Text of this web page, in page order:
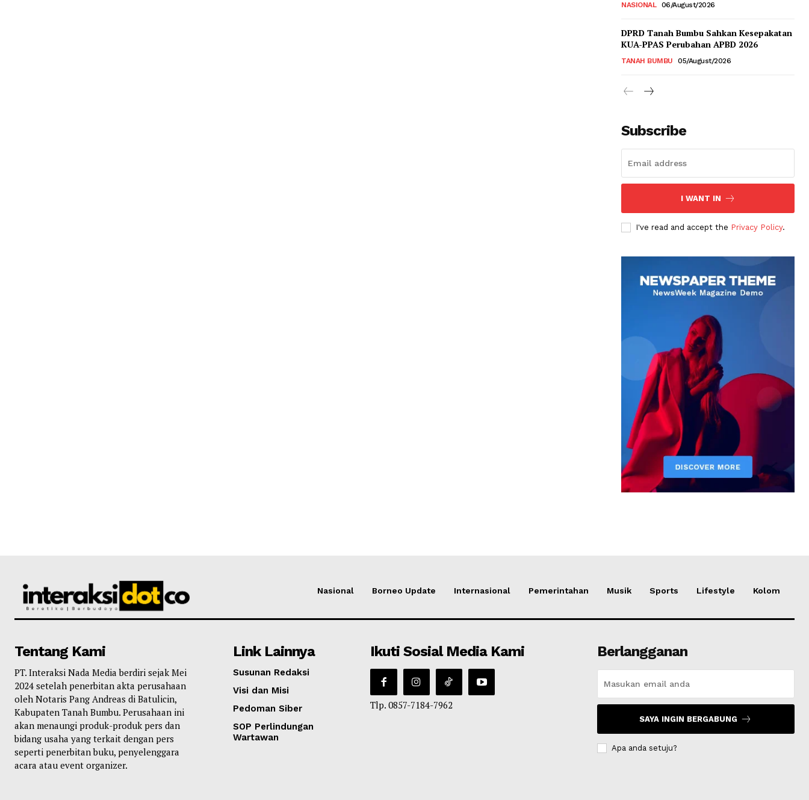
NASIONAL 06/August/2026
DPRD Tanah Bumbu Sahkan Kesepakatan
KUA-PPAS Perubahan APBD 2026
TANAH BUMBU 05/August/2026
Subscribe
I WANT IN
I've read and accept the Privacy Policy.
Nasional Borneo Update Internasional Pemerintahan Musik Sports Lifestyle Kolom
Tentang Kami
PT. Interaksi Nada Media berdiri sejak Mei
2024 setelah penerbitan akta perusahaan
oleh Notaris Pang Andreas di Batulicin,
Kabupaten Tanah Bumbu. Perusahaan ini
akan menaungi produk-produk pers dan
bidang usaha yang terkait dengan pers
seperti penerbitan buku, penyelenggara
acara atau event organizer.
Link Lainnya
Susunan Redaksi
Visi dan Misi
Pedoman Siber
SOP Perlindungan
Wartawan
Ikuti Sosial Media Kami
Tlp. 0857-7184-7962
Berlangganan
SAYA INGIN BERGABUNG
Apa anda setuju?